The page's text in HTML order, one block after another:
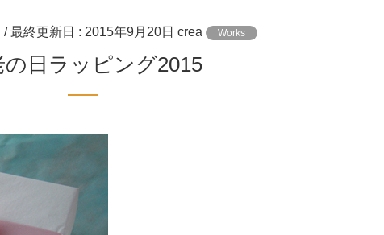
/ 最終更新日 : 2015年9月20日 crea Works
の日ラッピング2015